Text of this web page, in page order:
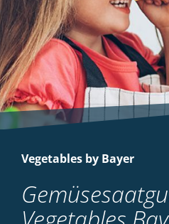
Vegetables by Bayer